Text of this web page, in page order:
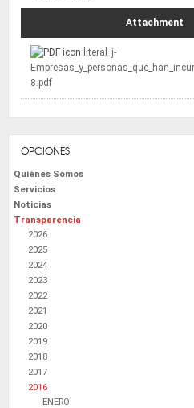
Attachment
literal_j-
8.pdf
OPCIONES
Quiénes Somos
Servicios
Noticias
Transparencia
2026
2025
2024
2023
2022
2021
2020
2019
2018
2017
2016
ENERO